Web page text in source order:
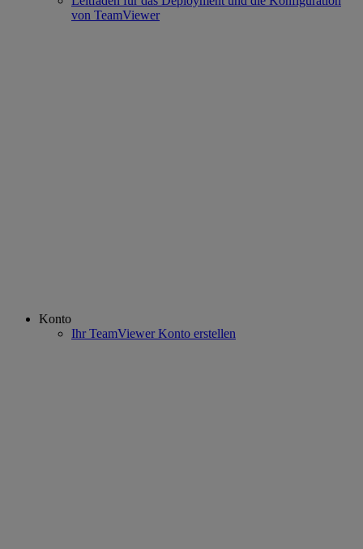
von TeamViewer
Konto
Ihr TeamViewer Konto erstellen